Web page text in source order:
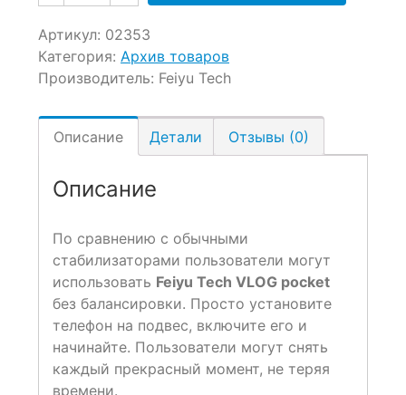
Артикул: 02353
Категория: Архив товаров
Производитель: Feiyu Tech
Описание Детали Отзывы (0)
Описание
По сравнению с обычными
стабилизаторами пользователи могут
использовать Feiyu Tech VLOG pocket
без балансировки. Просто установите
телефон на подвес, включите его и
начинайте. Пользователи могут снять
каждый прекрасный момент, не теряя
времени.